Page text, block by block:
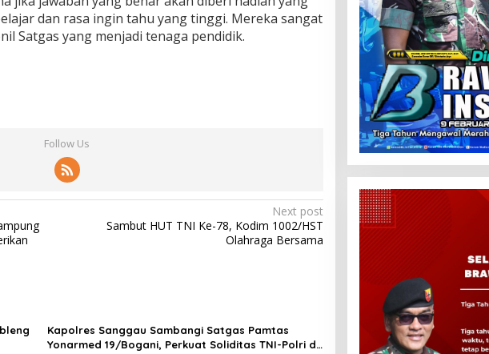
dan rasa ingin tahu yang tinggi. Mereka sangat
Satgas yang menjadi tenaga pendidik.
Follow Us
Next post
Sambut HUT TNI Ke-78, Kodim 1002/HST
Olahraga Bersama
Kapolres Sanggau Sambangi Satgas Pamtas
Yonarmed 19/Bogani, Perkuat Soliditas TNI-Polri di